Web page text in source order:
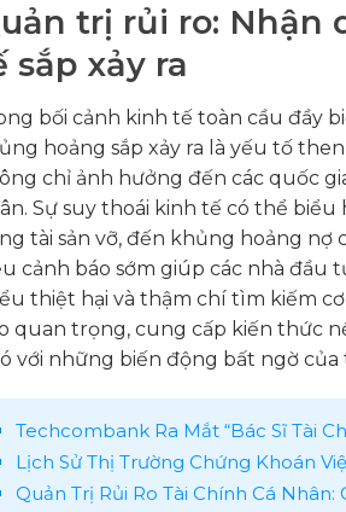
trị rủi ro: Nhận
sắp xảy ra
bối cảnh kinh tế toàn cầu đầy
hoảng sắp xảy ra là yếu tố
chỉ ảnh hưởng đến các quốc
Sự suy thoái kinh tế có thể
tài sản vỡ, đến khủng hoảng nợ
cảnh báo sớm giúp các nhà đầu
thiệt hại và thậm chí tìm kiếm
quan trọng, cung cấp kiến thức
với những biến động bất ngờ
Techcombank Ra Mắt “Bác Sĩ Tài
Lịch Sử Thị Trường Chứng Khoán
Quản Trị Rủi Ro Tài Chính Cá